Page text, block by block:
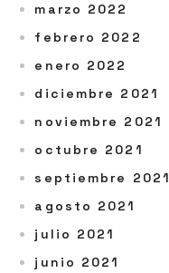
marzo 2022
febrero 2022
enero 2022
diciembre 2021
noviembre 2021
octubre 2021
septiembre 2021
agosto 2021
julio 2021
junio 2021